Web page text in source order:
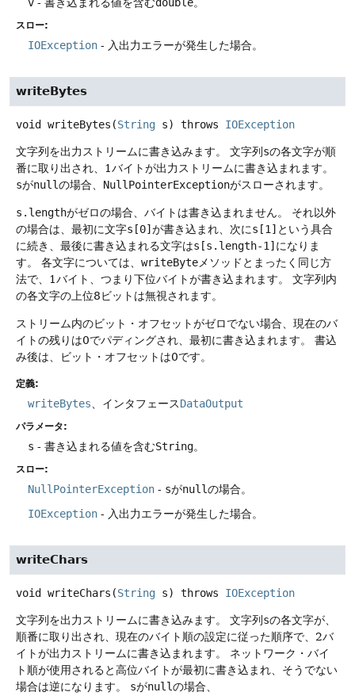
スロー:
IOException - 入出力エラーが発生した場合。
writeBytes
void writeBytes (String s) throws IOException
文字列を出力ストリームに書き込みます。 文字列 sの各文字が順
番に取り出され、1バイトが出力ストリームに書き込まれます。
sがnullの場合、 NullPointerExceptionがスローされます。
s.lengthがゼロの場合、バイトは書き込まれません。
それ以外
の場合は、最初に文字s[0] が書き込まれ、次にs[1] という具合
に続き、最後に書き込まれる文字はs[s.length-1] になりま
す。
各文字については、 writeByte メソッドとまったく同じ方
法で、1バイト、つまり下位バイトが書き込まれます。
文字列内
の各文字の上位8ビットは無視されます。
ストリーム内のビット・オフセットがゼロでない場合、現在のバ
イトの残りは0でパディングされ、最初に書き込まれます。
書込
み後は、ビット・オフセットは0です。
定義:
writeBytes 、インタフェースDataOutput
パラメータ:
s - 書き込まれる値を含むString。
スロー:
NullPointerException - sがnullの場合。
IOException - 入出力エラーが発生した場合。
writeChars
void writeChars (String s) throws IOException
文字列を出力ストリームに書き込みます。 文字列 sの各文字が、
順番に取り出され、現在のバイト順の設定に従った順序で、2バ
イトが出力ストリームに書き込まれます。
ネットワーク・バイ
ト順が使用されると高位バイトが最初に書き込まれ、そうでない
場合は逆になります。
sがnullの場合、